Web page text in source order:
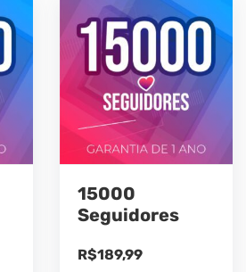
15000
Seguidores
R$189,99